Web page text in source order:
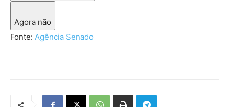
Agora não
Fonte: Agência Senado